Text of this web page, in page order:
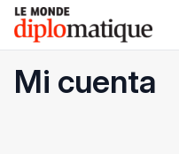
Skip
content
Le monde diplomatique
Mi cuenta